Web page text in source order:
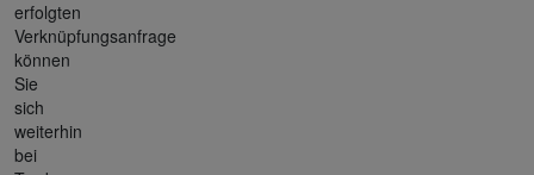
erfolgten
Verknüpfungsanfrage
können
Sie
sich
weiterhin
bei